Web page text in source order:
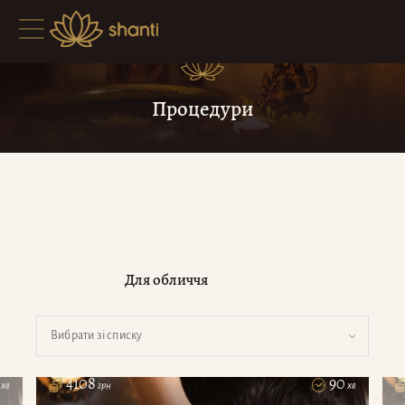
Процедури
Для обличчя
Вибрати зі списку
хв 4108грн 90хв